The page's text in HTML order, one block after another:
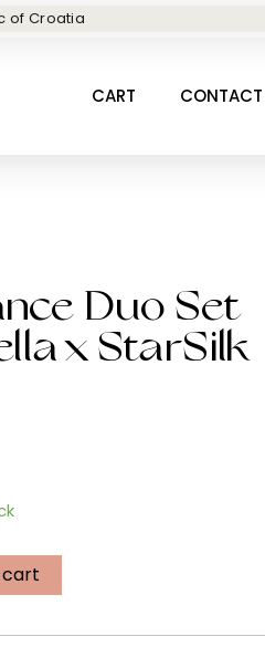
of Croatia
CART CONTACT
Duo Set
x StarSilk
cart